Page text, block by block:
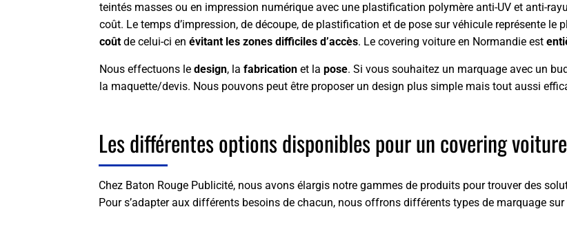
teintés masses ou en impression numérique avec une plastification polymère anti-UV et anti-
coût. Le temps d’impression, de découpe, de plastification et de pose sur véhicule représente le
coût de celui-ci en évitant les zones difficiles d’accès. Le covering voiture en Normandie est
Nous effectuons le design, la fabrication et la pose. Si vous souhaitez un marquage avec un
la maquette/devis. Nous pouvons peut être proposer un design plus simple mais tout aussi
Les différentes options disponibles pour un covering voiture
Chez Baton Rouge Publicité, nous avons élargis notre gammes de produits pour trouver des
Pour s’adapter aux différents besoins de chacun, nous offrons différents types de marquage sur